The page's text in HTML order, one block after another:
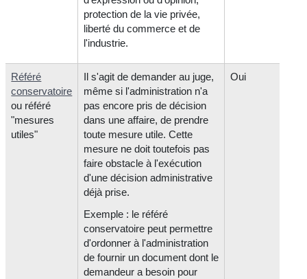
protection de la vie privée,
liberté du commerce et de
l'industrie.
Référé
conservatoire
ou référé
"mesures
utiles"
Il s'agit de demander au juge,
même si l'administration n'a
pas encore pris de décision
dans une affaire, de prendre
toute mesure utile. Cette
mesure ne doit toutefois pas
faire obstacle à l'exécution
d'une décision administrative
déjà prise.
Exemple : le référé
conservatoire peut permettre
d'ordonner à l'administration
de fournir un document dont le
demandeur a besoin pour
Oui